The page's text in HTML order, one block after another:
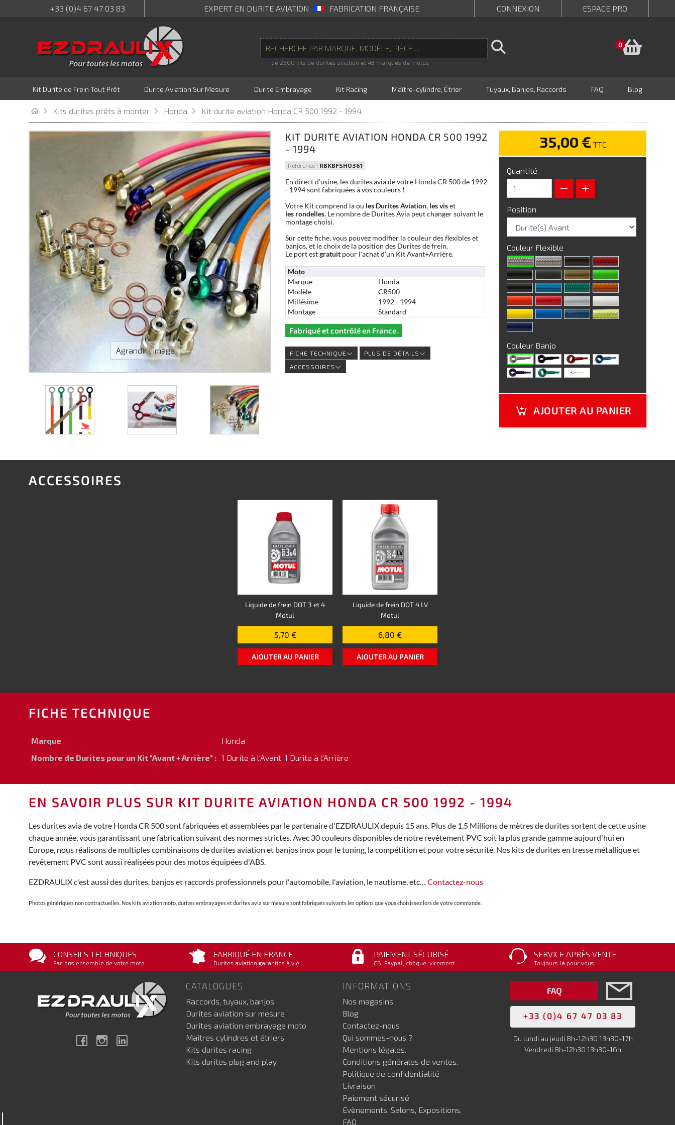
+33 (0)4 67 47 03 83 EXPERT EN DURITE AVIATION FABRICATION FRANÇAISE CONNEXION ESPACE PRO
+ de 2500 kits de durites aviation et 48 marques de motos
0
Kit Durite de Frein Tout Prêt Durite Aviation Sur Mesure Durite Embrayage Kit Racing Maître-cylindre, Étrier Tuyaux, Banjos, Raccords FAQ Blog
Kits durites prêts à monter Honda Kit durite aviation Honda CR 500 1992 - 1994
Agrandir l'image
KIT DURITE AVIATION HONDA CR 500 1992
- 1994
Référence : RBKBFSHO361
En direct d'usine, les durites avia de votre Honda CR 500 de 1992
- 1994 sont fabriquées à vos couleurs !
Votre Kit comprend la ou les Durites Aviation, les viset
les rondelles. Le nombre de Durites Avia peut changer suivant le
montage choisi.
Sur cette fiche, vous pouvez modifier la couleur des flexibles et
banjos, et le choix de la position des Durites de frein.
Le port estgratuitpour l'achat d'un Kit Avant+Arrière.
Moto
Marque
Honda
Modèle
CR500
Millésime
1992 - 1994
Montage
Standard
Fabriqué et contrôlé en France.
FICHE TECHNIQUE
PLUS DE DÉTAILS
ACCESSOIRES
35,00 € TTC
Quantité
Position
Couleur Flexible
Couleur Banjo
AJOUTER AU PANIER
ACCESSOIRES
Liquide de frein DOT 3 et 4
Motul
5,70 €
AJOUTER AU PANIER
Liquide de frein DOT 4 LV
Motul
6,80 €
AJOUTER AU PANIER
FICHE TECHNIQUE
Marque
Honda
Nombre de Durites pour un Kit "Avant + Arrière" : 1 Durite à l'Avant, 1 Durite à l'Arrière
EN SAVOIR PLUS SUR KIT DURITE AVIATION HONDA CR 500 1992 - 1994
Les durites avia de votre Honda CR 500 sont fabriquées et assemblées par le partenaire d'EZDRAULIX depuis 15 ans. Plus de 1,5 Millions de mètres de durites sortent de cette usine
chaque année, vous garantissant une fabrication suivant des normes strictes. Avec 30 couleurs disponibles de notre revêtement PVC soit la plus grande gamme aujourd'hui en
Europe, nous réalisons de multiples combinaisons de durites aviation et banjos inox pour le tuning, la compétition et pour votre sécurité. Nos kits de durites en tresse métallique et
revêtement PVC sont aussi réalisées pour des motos équipées d'ABS.
EZDRAULIX c'est aussi des durites, banjos et raccords professionnels pour l'automobile, l'aviation, le nautisme, etc… Contactez-nous
Photos génériques non contractuelles. Nos kits aviation moto, durites embrayages et durites avia sur mesure sont fabriqués suivants les options que vous choisissez lors de votre commande.
CONSEILS TECHNIQUES
Parlons ensemble de votre moto
FABRIQUÉ EN FRANCE
Durites aviation garanties à vie
PAIEMENT SÉCURISÉ
CB, Paypal, chèque, virement
SERVICE APRÈS VENTE
Toujours là pour vous
FacebookInstagram
CATALOGUES
Raccords, tuyaux, banjos
Durites aviation sur mesure
Durites aviation embrayage moto
Maitres cylindres et étriers
Kits durites racing
Kits durites plug and play
INFORMATIONS
Nos magasins
Blog
Contactez-nous
Qui sommes-nous ?
Mentions légales.
Conditions générales de ventes.
Politique de confidentialité
Livraison
Paiement sécurisé
Evènements, Salons, Expositions.
FAQ
FAQ
+33 (0)4 67 47 03 83
Du lundi au jeudi 8h-12h30 13h30-17h
Vendredi 8h-12h30 13h30-16h